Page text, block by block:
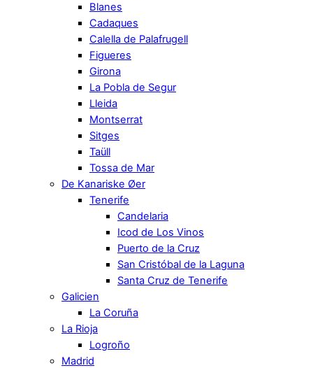
Blanes
Cadaques
Calella de Palafrugell
Figueres
Girona
La Pobla de Segur
Lleida
Montserrat
Sitges
Taüll
Tossa de Mar
De Kanariske Øer
Tenerife
Candelaria
Icod de Los Vinos
Puerto de la Cruz
San Cristóbal de la Laguna
Santa Cruz de Tenerife
Galicien
La Coruña
La Rioja
Logroño
Madrid